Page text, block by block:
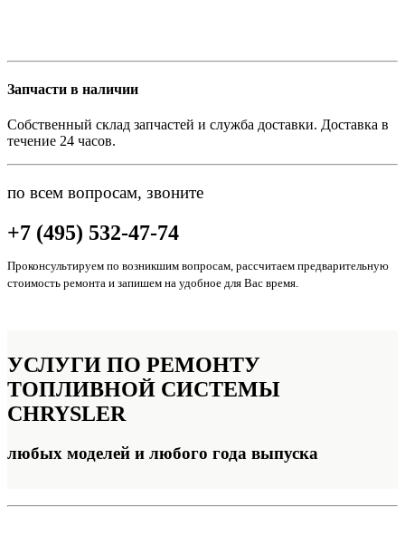
Запчасти в наличии
Собственный склад запчастей и служба доставки. Доставка в
течение 24 часов.
по всем вопросам, звоните
+7 (495) 532-47-74
Проконсультируем по возникшим вопросам, рассчитаем предварительную
стоимость ремонта и запишем на удобное для Вас время.
УСЛУГИ ПО РЕМОНТУ
ТОПЛИВНОЙ СИСТЕМЫ
CHRYSLER
любых моделей и любого года выпуска